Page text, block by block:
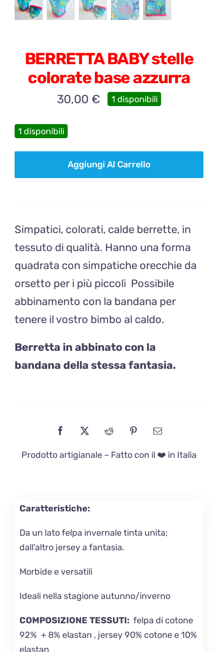
BERRETTA BABY stelle
colorate base azzurra
30,00 € 1 disponibili
1 disponibili
BABY
azzurra
quantità
Aggiungi Al Carrello
Simpatici, colorati, calde berrette, in
tessuto di qualità. Hanno una forma
quadrata con simpatiche orecchie da
orsetto per i più piccoli Possibile
abbinamento con la bandana per
tenere il vostro bimbo al caldo.
Berretta in abbinato con la
bandana della stessa fantasia.
Prodotto artigianale – Fatto con il ❤️ in Italia
Caratteristiche:
Da un lato felpa invernale tinta unita;
dall’altro jersey a fantasia.
Morbide e versatili
Ideali nella stagione autunno/inverno
COMPOSIZIONE TESSUTI: felpa di cotone
92% + 8% elastan , jersey 90% cotone e 10%
elastan